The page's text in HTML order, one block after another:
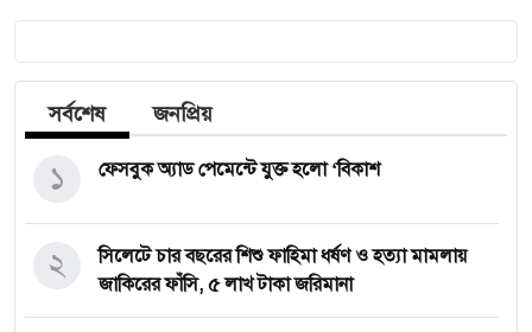
সর্বশেষ জনপ্রিয়
ফেসবুক অ্যাড পেমেন্টে যুক্ত হলো ‘বিকাশ
১
সিলেটে চার বছরের শিশু ফাহিমা ধর্ষণ ও হত্যা মামলায়
জাকিরের ফাঁসি, ৫ লাখ টাকা জরিমানা
২